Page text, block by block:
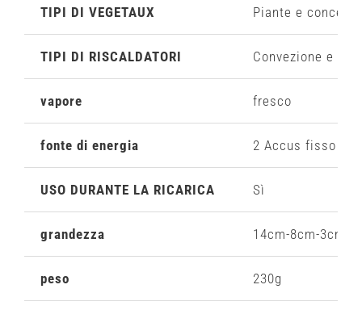
TIPI DI VEGETAUX Piante e
TIPI DI RISCALDATORI Convezione e
vapore fresco
fonte di energia 2 Accus fisso
USO DURANTE LA RICARICA Sì
grandezza 14cm-8cm-3cm
peso 230g